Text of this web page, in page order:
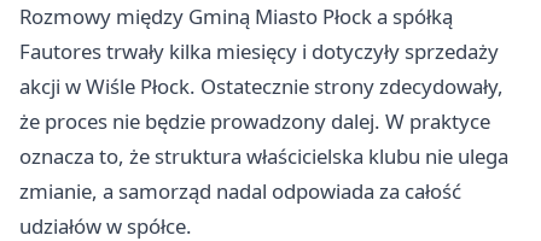
Rozmowy między Gminą Miasto Płock a spółką
Fautores trwały kilka miesięcy i dotyczyły sprzedaży
akcji w Wiśle Płock. Ostatecznie strony zdecydowały,
że proces nie będzie prowadzony dalej. W praktyce
oznacza to, że struktura właścicielska klubu nie ulega
zmianie, a samorząd nadal odpowiada za całość
udziałów w spółce.